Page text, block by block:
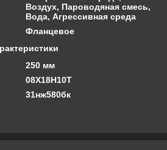
Воздух, Пароводяная смесь,
Вода, Агрессивная среда
Фланцевое
250 мм
08Х18Н10Т
31нж580бк